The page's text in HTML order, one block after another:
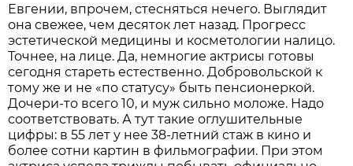
Евгении, впрочем, стесняться нечего. Выглядит
она свежее, чем десяток лет назад. Прогресс
эстетической медицины и косметологии налицо.
Точнее, на лице. Да, немногие актрисы готовы
сегодня стареть естественно. Добровольской к
тому же и не «по статусу» быть пенсионеркой.
Дочери-то всего 10, и муж сильно моложе. Надо
соответствовать. А тут такие оглушительные
цифры: в 55 лет у нее 38-летний стаж в кино и
более сотни картин в фильмографии. При этом